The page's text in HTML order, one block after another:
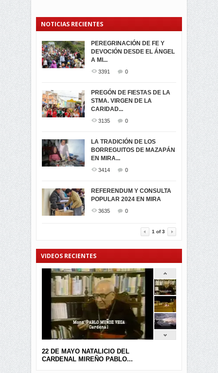
NOTICIAS RECIENTES
PEREGRINACIÓN DE FE Y
DEVOCIÓN DESDE EL ÁNGEL
A MI...
3391 0
PREGÓN DE FIESTAS DE LA
STMA. VIRGEN DE LA
CARIDAD...
3135 0
LA TRADICIÓN DE LOS
BORREGUITOS DE MAZAPÁN
EN MIRA...
3414 0
REFERENDUM Y CONSULTA
POPULAR 2024 EN MIRA
3635 0
PROCESIÓN DE LA VIRGEN
DE LA CARIDAD 2024
3062
-ENCENDIDO DEL ARBOL DE
...
MIRA
3440
TRIUNFO DE...
SEGUNDA VUELTA
ELECCIONES
PRESIDENCIALES 2023 EN
M...
ELECCION CRUCIAL:
SEGUNDA VUELTA
PRESIDENCIAL EL 1...
VIRTUALES ASAMBLEISTAS
POR LA PROVINCIA DEL
CARCHI...
MIRA.EC FUE
GALARDONADA
1 of3
VIDEOS RECIENTES
22 DE MAYO NATALICIO DEL
CARDENAL MIREÑO PABLO...